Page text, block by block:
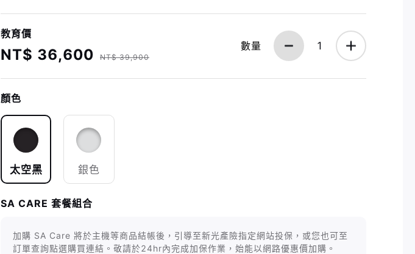
教育價
NT$ 36,600 NT$ 39,900
數量 1
顏色
太空黑 銀色
SA CARE 套餐組合
加購 SA Care 將於主機等商品結帳後，引導至新光產險指定網站投保，或您也可至
訂單查詢點選購買連結。敬請於24hr內完成加保作業，始能以網路優惠價加購。